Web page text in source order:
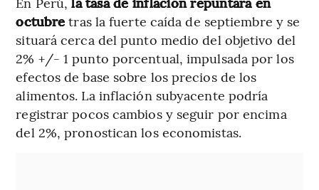
octubretras la fuerte caída de septiembre y se
situará cerca del punto medio del objetivo del
2% +/- 1 punto porcentual, impulsada por los
efectos de base sobre los precios de los
alimentos. La inflación subyacente podría
registrar pocos cambios y seguir por encima
del 2%, pronostican los economistas.